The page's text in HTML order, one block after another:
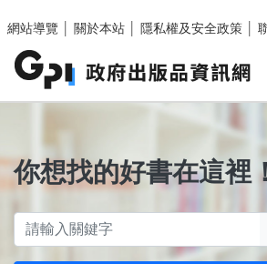
網站導覽
關於本站 隱私權及安全政策
你想找的好書在這裡！